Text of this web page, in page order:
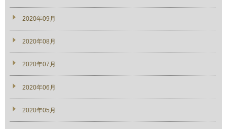
2020年09月
2020年08月
2020年07月
2020年06月
2020年05月